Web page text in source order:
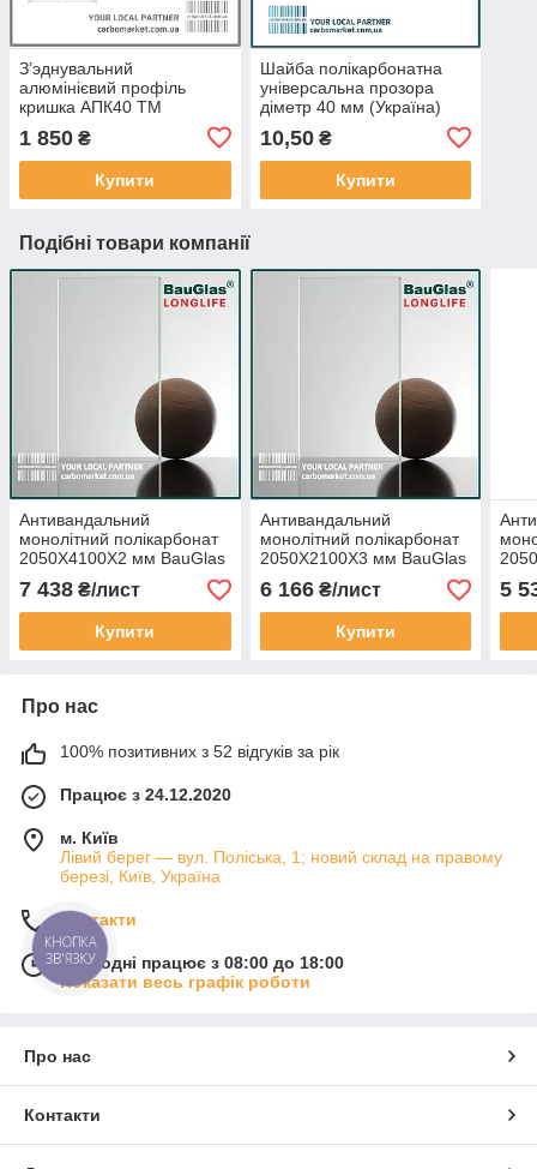
З’эднувальний
алюмінієвий профіль
кришка АПК40 ТМ
АЛЮПРО 40 мм / довжина
6,1 м не фарбований
(Україна)
1 850 ₴
Купити
Шайба полікарбонатна
універсальна прозора
діметр 40 мм (Україна)
10,50₴
Купити
Подібні товари компанії
Антивандальний
монолітний полікарбонат
2050Х4100Х2 мм BauGlas
FSX Longlife 2UV
прозорий Сербія
7 438 ₴/лист
Купити
Антивандальний
монолітний полікарбонат
2050Х2100Х3 мм BauGlas
FSX Longlife 2UV
прозорий Сербія
6 166₴/лист
Купити
5
Про нас
100% позитивних з 52 відгуків за рік
Працює з 24.12.2020
м. Київ
Лівий берег — вул. Поліська, 1; новий склад на правому
березі, Київ, Україна
Контакти
Сьогодні працює з 08:00 до 18:00
Показати весь графік роботи
Про нас
Контакти
КНОПКА
ЗВ'ЯЗКУ